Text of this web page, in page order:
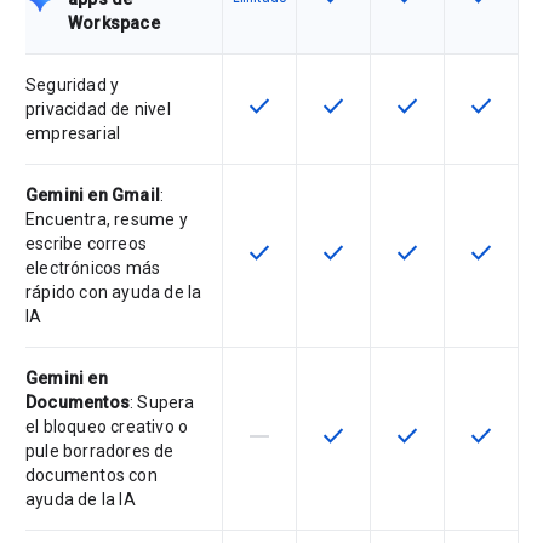
Workspace
Seguridad y
privacidad de nivel
empresarial
Esta función está disponible en
check Esta función está
check Esta función
check Esta
check
Gemini en Gmail :
Encuentra, resume y
escribe correos
electrónicos más
rápido con ayuda de la
IA
Esta función está disponible en
check Esta función está
check Esta función
check Esta
check
Gemini en
Documentos: Supera
el bloqueo creativo o
pule borradores de
documentos con
ayuda de la IA
Esta función no está disponible en
horizontal_rule Esta función está
check Esta función
check Esta
check